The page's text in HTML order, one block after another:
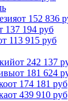
от 152 836
137 194 руб
113 915 руб
от 242 137
от 181 624
от 174 181 руб
от 439 910 руб